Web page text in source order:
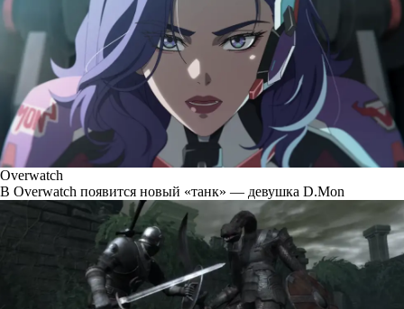
Overwatch
В Overwatch появится новый «танк» — девушка D.Mon